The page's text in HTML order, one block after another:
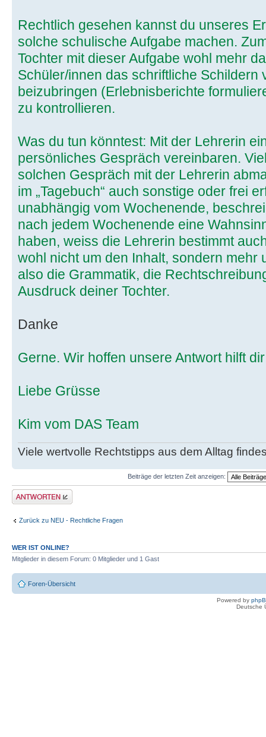
Rechtlich gesehen kannst du unseres
solche schulische Aufgabe machen.
Tochter mit dieser Aufgabe wohl mehr
Schüler/innen das schriftliche Schildern
beizubringen (Erlebnisberichte
zu kontrollieren.
Was du tun könntest: Mit der Lehrerin
persönliches Gespräch vereinbaren.
solchen Gespräch mit der Lehrerin
im „Tagebuch“ auch sonstige oder frei
unabhängig vom Wochenende,
nach jedem Wochenende eine
haben, weiss die Lehrerin bestimmt
wohl nicht um den Inhalt, sondern mehr
also die Grammatik, die
Ausdruck deiner Tochter.
Danke
Gerne. Wir hoffen unsere Antwort hilft
Liebe Grüsse
Kim vom DAS Team
Viele wertvolle Rechtstipps aus dem Alltag
Beiträge der letzten Zeit anzeigen:
Antwort erstellen
Zurück zu NEU - Rechtliche Fragen
WER IST ONLINE?
Mitglieder in diesem Forum: 0 Mitglieder und 1 Gast
Foren-Übersicht
Powered by
Deutsche